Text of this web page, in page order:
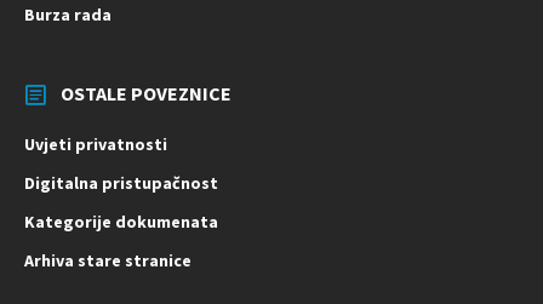
Burza rada
OSTALE POVEZNICE
Uvjeti privatnosti
Digitalna pristupačnost
Kategorije dokumenata
Arhiva stare stranice